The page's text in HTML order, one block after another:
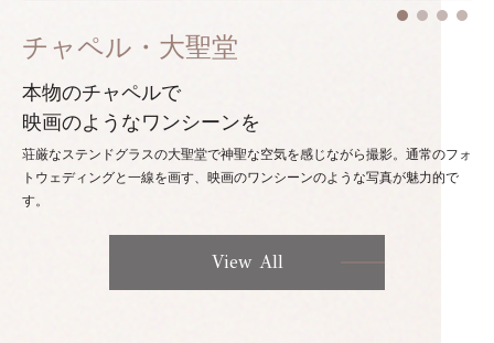
チャペル・大聖堂
本物のチャペルで
映画のようなワンシーンを
荘厳なステンドグラスの大聖堂で神聖な空気を感じながら撮影。通常のフォ
トウェディングと一線を画す、映画のワンシーンのような写真が魅力的で
す。
View All